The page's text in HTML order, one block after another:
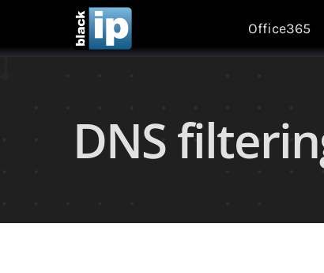
Office365
DNS